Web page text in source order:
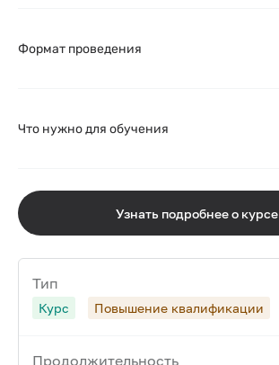
Формат проведения
Что нужно для обучения
Узнать подробнее о курсе
Тип
Курс Повышение квалификации
Продолжительность